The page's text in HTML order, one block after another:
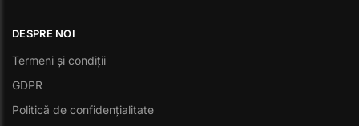
DESPRE NOI
Termeni și condiții
GDPR
Politică de confidențialitate